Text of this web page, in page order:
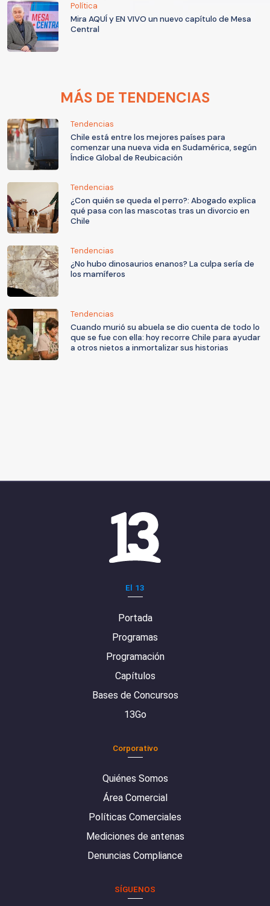
Política
Mira AQUÍ y EN VIVO un nuevo capítulo de Mesa
Central
MÁS DE TENDENCIAS
Tendencias
Chile está entre los mejores países para
comenzar una nueva vida en Sudamérica, según
Índice Global de Reubicación
Tendencias
¿Con quién se queda el perro?: Abogado explica
qué pasa con las mascotas tras un divorcio en
Chile
Tendencias
¿No hubo dinosaurios enanos? La culpa sería de
los mamíferos
Tendencias
Cuando murió su abuela se dio cuenta de todo lo
que se fue con ella: hoy recorre Chile para ayudar
a otros nietos a inmortalizar sus historias
El 13
Portada
Programas
Programación
Capítulos
Bases de Concursos
13Go
Corporativo
Quiénes Somos
Área Comercial
Políticas Comerciales
Mediciones de antenas
Denuncias Compliance
SÍGUENOS